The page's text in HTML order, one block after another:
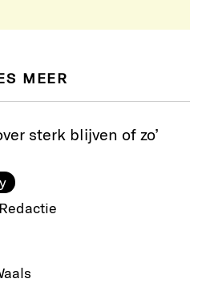
MEER
sterk blijven of zo’
Redactie